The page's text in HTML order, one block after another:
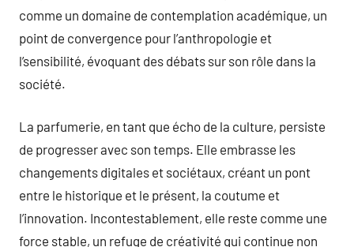
comme un domaine de contemplation académique, un
point de convergence pour l’anthropologie et
l’sensibilité, évoquant des débats sur son rôle dans la
société.
La parfumerie, en tant que écho de la culture, persiste
de progresser avec son temps. Elle embrasse les
changements digitales et sociétaux, créant un pont
entre le historique et le présent, la coutume et
l’innovation. Incontestablement, elle reste comme une
force stable, un refuge de créativité qui continue non